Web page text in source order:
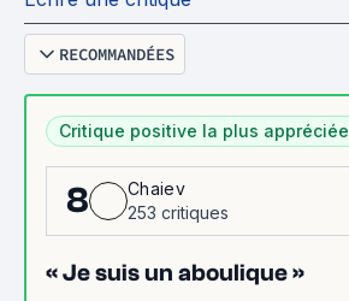
RECOMMANDÉES
Critique positive la plus appréciée
8
Chaiev
253 critiques
« Je suis un aboulique »